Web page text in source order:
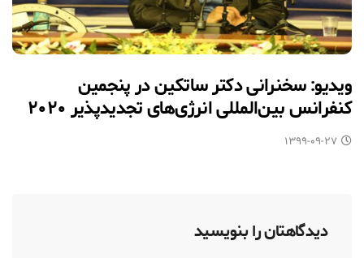
ویدیو: سخنرانی دکتر ساتکین در پنجمین
کنفرانس بین‌المللی انرژی‌های تجدیدپذیر ۲۰۲۰
۱۳۹۹-۰۹-۲۷
دیدگاهتان را بنویسید